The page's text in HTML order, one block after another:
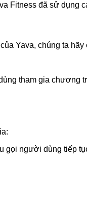
Fitness đã sử dụng
Yava, chúng ta
tham gia chương
gọi người dùng tiếp